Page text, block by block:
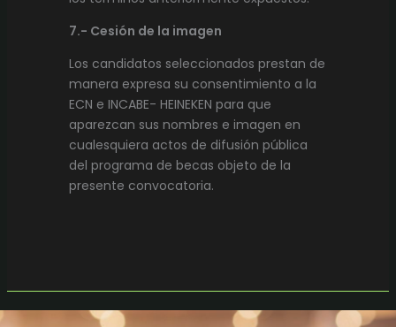
7.- Cesión de la imagen
Los candidatos seleccionados prestan de
manera expresa su consentimiento a la
ECN e INCABE- HEINEKEN para que
aparezcan sus nombres e imagen en
cualesquiera actos de difusión pública
del programa de becas objeto de la
presente convocatoria.